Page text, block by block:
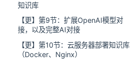
知识库
【更】第9节：扩展OpenAI模型对
接，以及完整AI对接
【更】第10节：云服务器部署知识库
（Docker、Nginx）